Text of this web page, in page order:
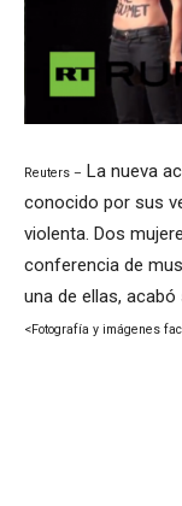
Reuters – La nueva
conocido por sus
violenta. Dos
conferencia de
una de ellas,
<Fotografía y imágenes